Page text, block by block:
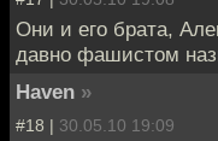
Они и его брата,
давно фашистом
Haven »
#18 | 30.05.10 19:09